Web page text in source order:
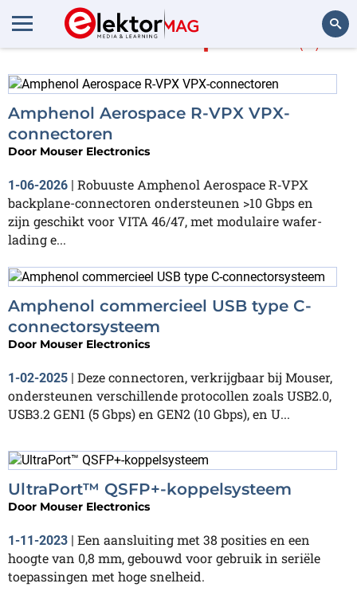
Meer over amphenol
Amphenol Aerospace R-VPX VPX-
connectoren
Door Mouser Electronics
1-06-2026 | Robuuste Amphenol Aerospace R‑VPX
backplane-connectoren ondersteunen >10 Gbps en
zijn geschikt voor VITA 46/47, met modulaire wafer-
lading e...
Amphenol commercieel USB type C-
connectorsysteem
Door Mouser Electronics
1-02-2025 | Deze connectoren, verkrijgbaar bij Mouser,
ondersteunen verschillende protocollen zoals USB2.0,
USB3.2 GEN1 (5 Gbps) en GEN2 (10 Gbps), en U...
UltraPort™ QSFP+-koppelsysteem
Door Mouser Electronics
1-11-2023
Een aansluiting met 38 posities en een
hoogte van 0,8 mm, gebouwd voor gebruik in seriële
toepassingen met hoge snelheid.